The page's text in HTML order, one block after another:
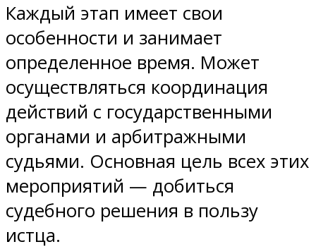
Каждый этап имеет свои
особенности и занимает
определенное время. Может
осуществляться координация
действий с государственными
органами и арбитражными
судьями. Основная цель всех этих
мероприятий — добиться
судебного решения в пользу
истца.